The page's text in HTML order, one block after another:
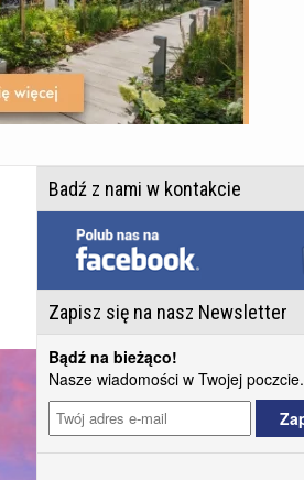
Badź z nami w kontakcie
Zapisz się na nasz Newsletter
Bądź na bieżąco!
Nasze wiadomości w Twojej poczcie.